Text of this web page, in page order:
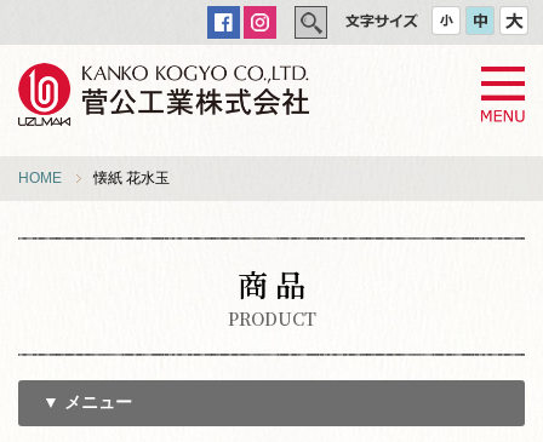
HOME 懐紙 花水玉
商 品
PRODUCT
▼ メニュー